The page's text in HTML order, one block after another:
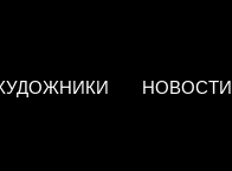
НОВОСТИ